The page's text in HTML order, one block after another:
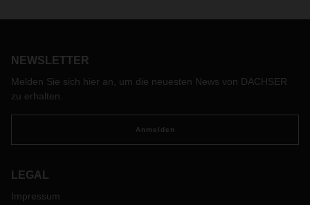
ProWein, der führenden Fachmesse für Wein und
stehen branchenspezifische Logistikservices in Deutschland
NEWSLETTER
Melden Sie sich hier an, um die neuesten News von DACHSER
zu erhalten.
Anmelden
LEGAL
Impressum